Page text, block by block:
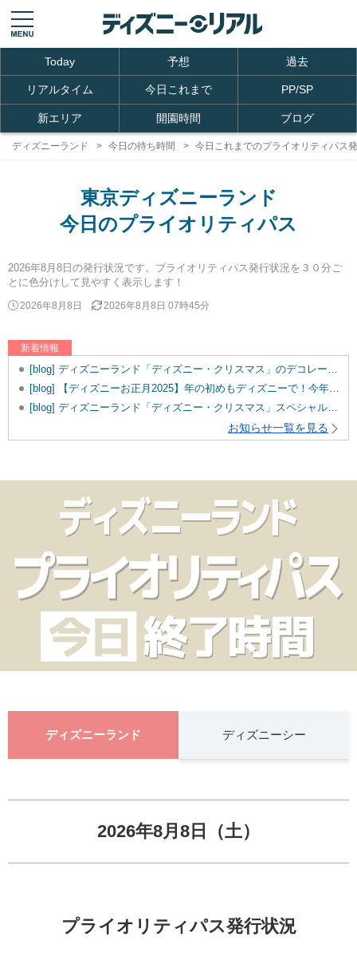
Today 予想 過去
リアルタイム 今日これまで PP/SP
新エリア 開園時間 ブログ
ディズニーランド 今日の待ち時間 今日これまでのプライオリティパス
東京ディズニーランド
今日のプライオリティパス
2026年8月8日の発行状況です。プライオリティパス発行状況を３０分ご
とに色分けして見やすく表示します！
2026年8月8日 2026年8月8日 07時45分
新着情報
[blog] ディズニーランド「ディズニー・クリスマス」のデコレーションをご紹介！
[blog] 【ディズニーお正月2025】年の初めもディズニーで！今年のお正月イベント内容は？
[blog] ディズニーランド「ディズニー・クリスマス」スペシャルメニューをご紹介♪
お知らせ一覧を見る
ディズニーランド ディズニーシー
2026年8月8日（土）
プライオリティパス発行状況